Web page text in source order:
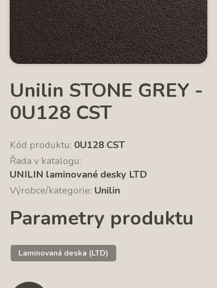
Unilin STONE GREY -
0U128 CST
Kód produktu: 0U128 CST
Řada v katalogu:
UNILIN laminované desky LTD
Výrobce/kategorie: Unilin
Parametry produktu
Laminovaná deska (LTD)